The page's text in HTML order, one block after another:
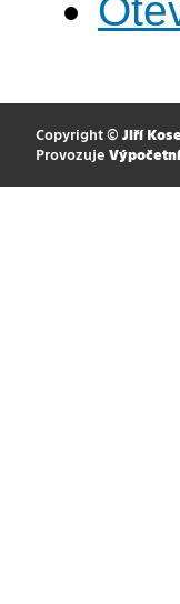
Copyright © Jiří
Provozuje